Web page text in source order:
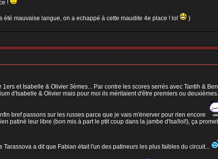
!
été mauvaise langue, on a echappé à cette maudite 4e place ! lol )
et Isabelle & Olivier 3èmes... Par contre les scores serrés avec Tantih &
d'Isabelle & Olivier mais pour moi ils méritaient d'être premiers ou
bref passons sur les russes parce que je vais m'énerver pour rien encore
patiné leur libre (bon mis à part le ptit coup dans la jambe d'Isa!lol!), ça
a dit que Fabian était l'un des patineurs les plus faibles du circuit...